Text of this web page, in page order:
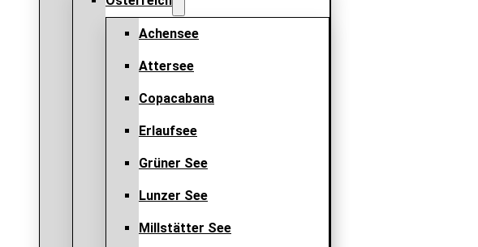
Achensee
Attersee
Copacabana
Erlaufsee
Grüner See
Lunzer See
Millstätter See